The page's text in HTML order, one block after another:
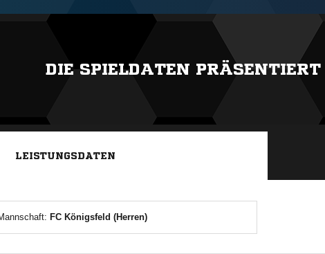
DIE SPIELDATEN
LEISTUNGSDATEN
FC Königsfeld (Herren)